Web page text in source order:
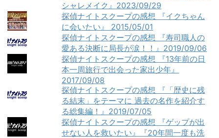
シャレメイク』2023/09/29
探偵ナイトスクープの感想 『イクちゃん
に会いたい』 2015/05/01
探偵ナイトスクープの感想 『寿司職人の
愛ある決断に局長が涙！！』2019/09/06
探偵ナイトスクープの感想 『13年前の日
本一周旅行で出会った家出少年』
2017/09/08
探偵ナイトスクープの感想 『「歴史に残
る結末」をテーマに 過去の名作を紹介す
る総集編！』2019/07/05
探偵ナイトスクープの感想 『ゲップが出
せない人を救いたい』『20年間一度も洗